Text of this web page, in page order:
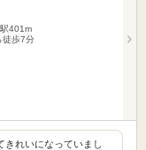
401m
徒歩7分
きれいになっていまし